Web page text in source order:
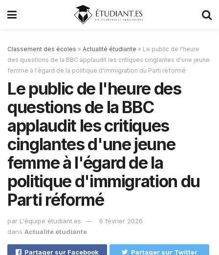
Classement des écoles » Actualité étudiante » Le public de l'heure
des questions de la BBC applaudit les critiques cinglantes d'une jeune
femme à l'égard de la politique d'immigration du Parti réformé
Le public de l'heure des
questions de la BBC
applaudit les critiques
cinglantes d'une jeune
femme à l'égard de la
politique d'immigration du
Parti réformé
par L'équipe étudiant.es
6 février 2026
dans Actualité étudiante
Partager sur Facebook Partager sur Twitter